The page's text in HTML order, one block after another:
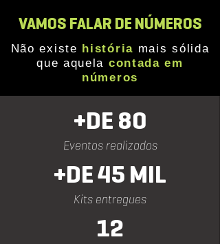
VAMOS FALAR DE NÚMEROS
Não existe história mais sólida
que aquela contada em
números
+DE 80
Eventos realizados
+DE 45 MIL
Kits entregues
12